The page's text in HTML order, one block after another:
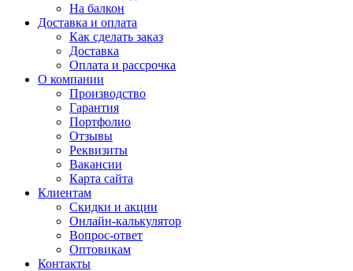
На балкон
Доставка и оплата
Как сделать заказ
Доставка
Оплата и рассрочка
О компании
Производство
Гарантия
Портфолио
Отзывы
Реквизиты
Вакансии
Карта сайта
Клиентам
Скидки и акции
Онлайн-калькулятор
Вопрос-ответ
Оптовикам
Контакты